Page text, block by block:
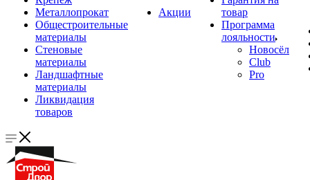
Металлопрокат
Общестроительные
материалы
Стеновые
материалы
Ландшафтные
материалы
Ликвидация
товаров
Акции
товар
Программа
лояльности
Новосёл
Club
Pro